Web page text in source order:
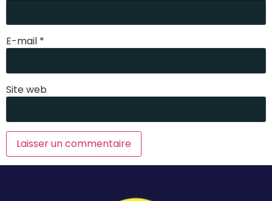
E-mail *
Site web